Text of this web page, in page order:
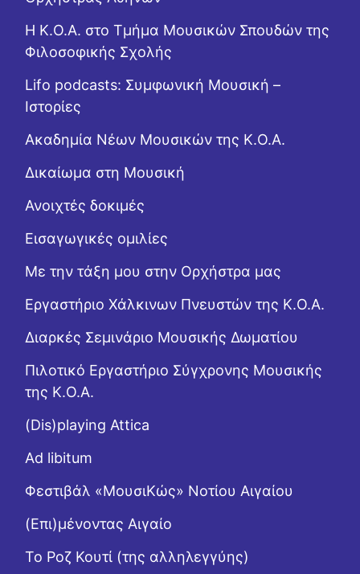
Η Κ.Ο.Α. στο Τμήμα Μουσικών Σπουδών της
Φιλοσοφικής Σχολής
Lifo podcasts: Συμφωνική Μουσική –
Ιστορίες
Ακαδημία Νέων Μουσικών της Κ.Ο.Α.
Δικαίωμα στη Μουσική
Ανοιχτές δοκιμές
Εισαγωγικές ομιλίες
Με την τάξη μου στην Ορχήστρα μας
Εργαστήριo Χάλκινων Πνευστών της Κ.Ο.Α.
Διαρκές Σεμινάριο Μουσικής Δωματίου
Πιλοτικό Εργαστήριο Σύγχρονης Μουσικής
της Κ.Ο.Α.
(Dis)playing Attica
Ad libitum
Φεστιβάλ «ΜουσιΚώς» Νοτίου Αιγαίου
(Επι)μένοντας Αιγαίο
Το Ροζ Κουτί (της αλληλεγγύης)